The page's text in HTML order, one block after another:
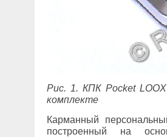
Рис. 1. КПК Pocket
комплекте
Карманный
построенный на